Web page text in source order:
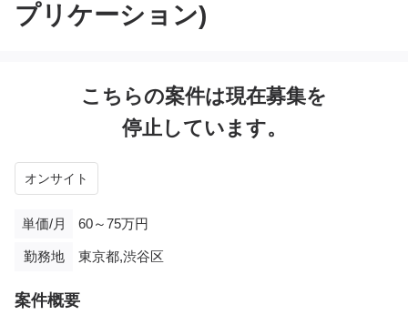
プリケーション)
こちらの案件は現在募集を
停止しています。
オンサイト
単価/月 60～75万円
勤務地 東京都,渋谷区
案件概要